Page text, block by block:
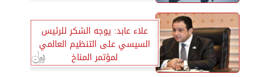
علاء عابد: يوجه الشكر للرئيس
السيسي على التنظيم العالمي
لمؤتمر المناخ